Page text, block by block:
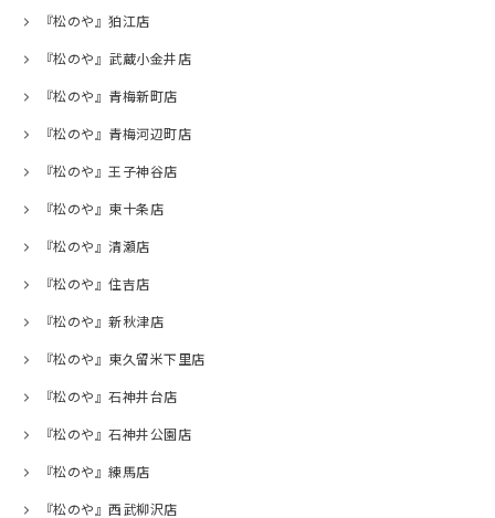
『松のや』狛江店
『松のや』武蔵小金井店
『松のや』青梅新町店
『松のや』青梅河辺町店
『松のや』王子神谷店
『松のや』東十条店
『松のや』清瀬店
『松のや』住吉店
『松のや』新秋津店
『松のや』東久留米下里店
『松のや』石神井台店
『松のや』石神井公園店
『松のや』練馬店
『松のや』西武柳沢店